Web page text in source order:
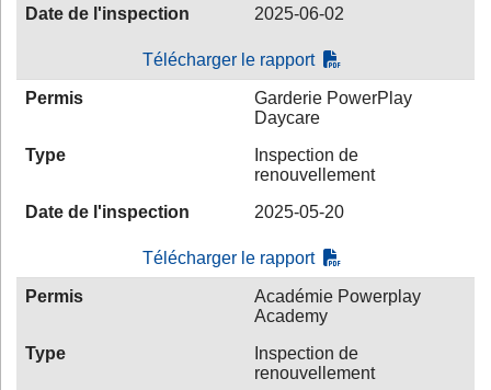
Date de l'inspection
2025-06-02
Télécharger le rapport
Permis
Garderie PowerPlay
Daycare
Type
Inspection de
renouvellement
Date de l'inspection
2025-05-20
Télécharger le rapport
Permis
Académie Powerplay
Academy
Type
Inspection de
renouvellement